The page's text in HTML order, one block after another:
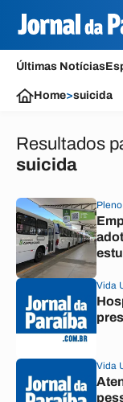
Últimas Notícias
Home>suicida
Resultados
suicida
Vida
Vida